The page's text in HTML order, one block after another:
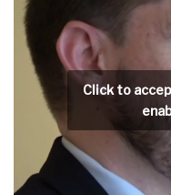
Click to